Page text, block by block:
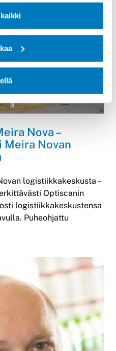
Nova –
Meira Novan
logistiikkakeskusta –
Optiscanin
logistiikkakeskustensa
Puheohjattu